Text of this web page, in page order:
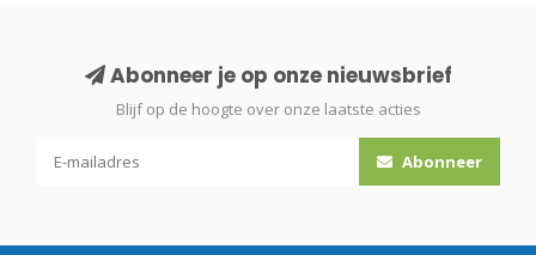
Abonneer je op onze nieuwsbrief
Blijf op de hoogte over onze laatste acties
Abonneer